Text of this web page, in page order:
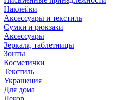
Наклейки
Аксессуары и текстиль
Сумки и рюкзаки
Аксессуары
Зеркала, таблетницы
Зонты
Косметички
Текстиль
Украшения
Для дома
Декор